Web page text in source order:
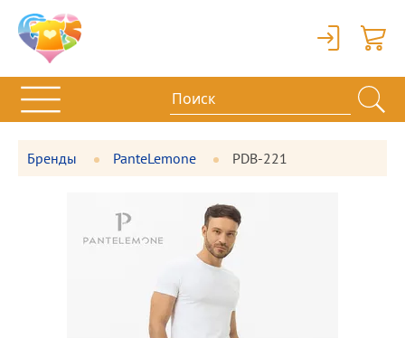
Вход
Бренды PanteLemone PDB-221
товара